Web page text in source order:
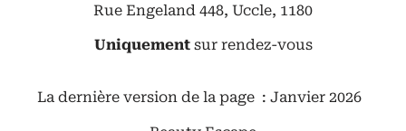
Rue Engeland 448, Uccle, 1180
Uniquementsur rendez-vous
La dernière version de la page : Janvier 2026